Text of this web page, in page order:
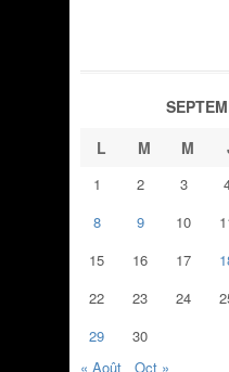
L
M M
1 2 3
8
9 10
15
16 17
22
23 24
29
30
« Août
Oct »